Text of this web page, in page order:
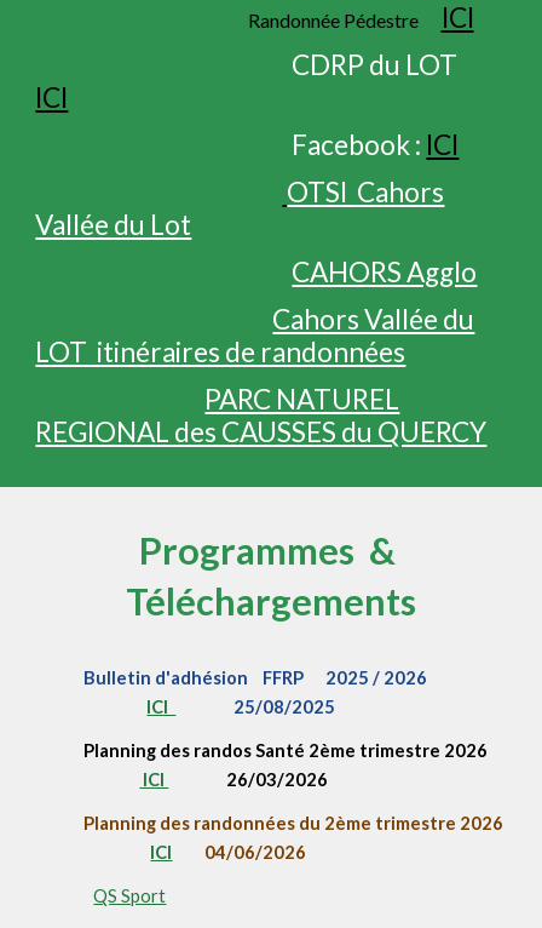
Randonnée Pédestre
ICI
CDRP du LOT
ICI
Facebook : ICI
OTSI Cahors
Vallée du Lot
CAHORS Agglo
Cahors Vallée du
LOT itinéraires de randonnées
PARC NATUREL
REGIONAL des CAUSSES du QUERCY
Programmes &
Téléchargements
Bulletin d'adhésion FFRP 2025 / 2026
ICI
25/08/2025
Planning des randos Santé 2ème trimestre 2026
ICI
26/03/2026
Planning des randonnées du 2ème trimestre 2026
ICI
04/06/2026
QS Sport